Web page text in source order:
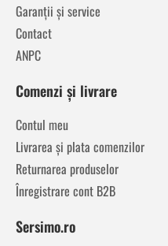
Garanții și service
Contact
ANPC
Comenzi și livrare
Contul meu
Livrarea și plata comenzilor
Returnarea produselor
Înregistrare cont B2B
Sersimo.ro